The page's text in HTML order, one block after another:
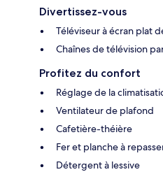
Divertissez-vous
Téléviseur à écran plat
Chaînes de télévision
Profitez du confort
Réglage de la
Ventilateur de plafond
Cafetière-théière
Fer et planche à
Détergent à lessive